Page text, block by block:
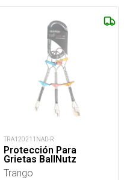
TRA120211NAD-R
Protección Para
Grietas BallNutz
Trango